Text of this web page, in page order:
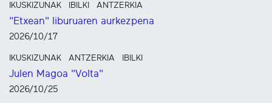
IKUSKIZUNAK IBILKI ANTZERKIA
"Etxean" liburuaren aurkezpena
2026/10/17
IKUSKIZUNAK ANTZERKIA IBILKI
Julen Magoa "Volta"
2026/10/25